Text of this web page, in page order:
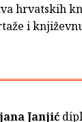
hrvatskih
i
Janjić